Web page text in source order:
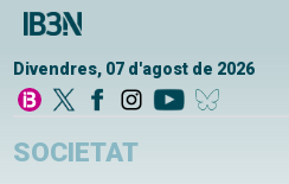
Divendres, 07 d'agost de 2026
SOCIETAT